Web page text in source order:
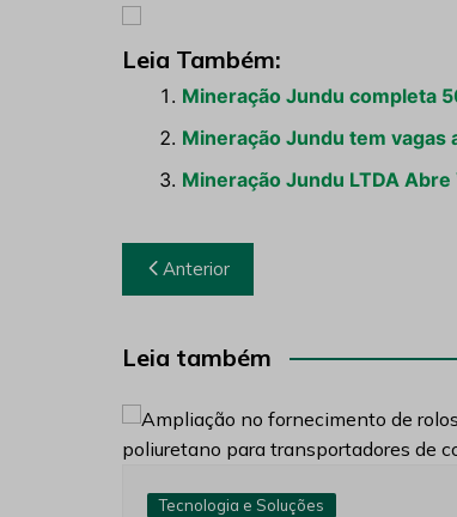
Leia Também:
Mineração Jundu completa
Mineração Jundu tem vagas
Mineração Jundu LTDA
Navegação
de
Post
Anterior
Leia também
Tecnologia e Soluções